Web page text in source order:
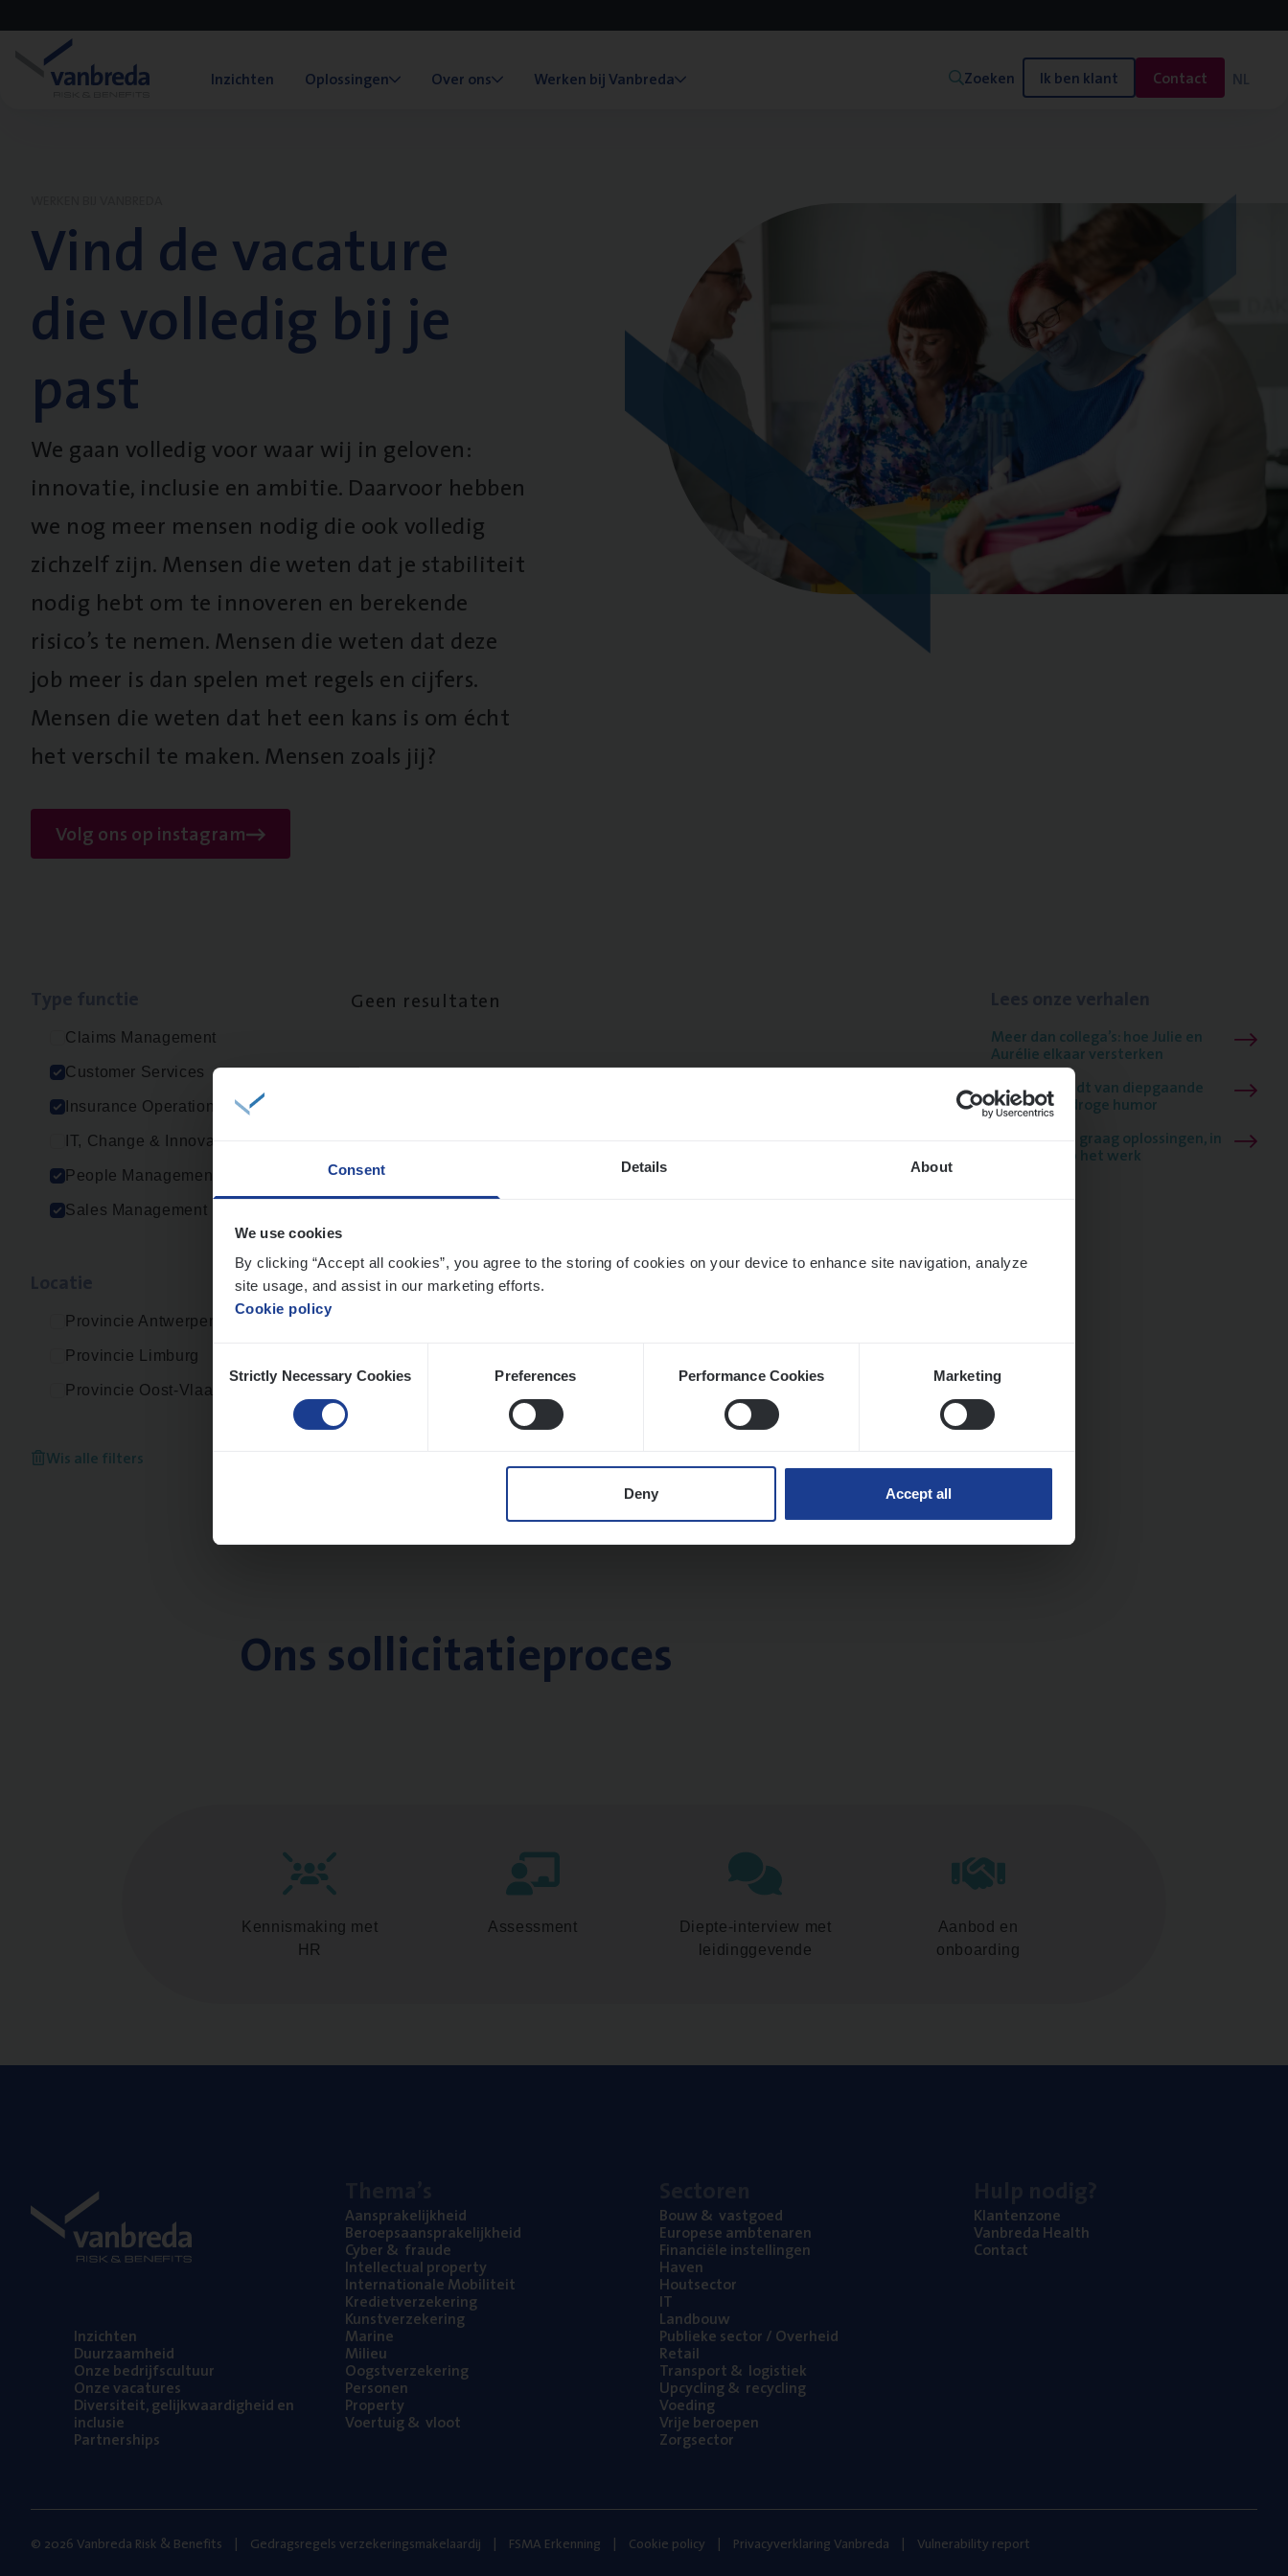
Consent Details About
We use cookies
By clicking “Accept all cookies”, you agree to the storing of cookies on your device to enhance site navigation, analyze
site usage, and assist in our marketing efforts.
Cookie policy
Selection
Strictly Necessary Cookies Preferences Performance Cookies Marketing
Deny Accept all
Inzichten Oplossingen Over ons Werken bij Vanbreda Zoeken Ik ben klant Contact NL
Vind de vacature
die volledig bij je
past
We gaan volledig voor waar wij in geloven:
innovatie, inclusie en ambitie. Daarvoor hebben
we nog meer mensen nodig die ook volledig
zichzelf zijn. Mensen die weten dat je stabiliteit
nodig hebt om te innoveren en berekende
risico’s te nemen. Mensen die weten dat deze
job meer is dan spelen met regels en cijfers.
Mensen die weten dat het een kans is om écht
het verschil te maken. Mensen zoals jij?
Volg ons op instagram
Claims Management
Customer Services
Insurance Operations
IT, Change & Innovation
People Management
Sales Management
Provincie Antwerpen
Provincie Limburg
Provincie Oost-Vlaanderen
Wis alle filters
Geen resultaten
Meer dan collega’s: hoe Julie en
Aurélie elkaar versterken
Mathias houdt van diepgaande
dossiers én droge humor
Thalia zoekt graag oplossingen, in
games én op het werk
Ons sollicitatieproces
Kennismaking met
HR
Assessment
Diepte-interview met
leidinggevende
Aanbod en
onboarding
Inzich­ten
Duur­zaam­heid
Onze bedrijfs­cul­tuur
Onze vaca­tu­res
Diver­si­teit, gelijk­waar­dig­heid en
inclusie
Part­ner­ships
Aan­spra­ke­lijk­heid
Beroeps­aan­spra­ke­lijk­heid
Cyber& fraude
Intel­lec­tu­al property
Inter­na­ti­o­na­le Mobiliteit
Kre­diet­ver­ze­ke­ring
Kunst­ver­ze­ke­ring
Mari­ne
Mili­eu
Oogst­ver­ze­ke­ring
Per­so­nen
Pro­per­ty
Voer­tuig& vloot
Bouw& vastgoed
Euro­pe­se ambtenaren
Finan­ci­ë­le instellingen
Haven
Hout­sec­tor
IT
Land­bouw
Publie­ke sec­tor / Overheid
Retail
Trans­port& logistiek
Upcy­cling& recycling
Voe­ding
Vrije beroe­pen
Zorg­sec­tor
Klan­ten­zo­ne
Van­b­re­da Health
Con­tact
© 2026 Vanbreda Risk & Benefits Gedragsregels verzekeringsmakelaardij FSMA Erkenning Cookie policy Privacyverklaring Vanbreda Vulnerability report